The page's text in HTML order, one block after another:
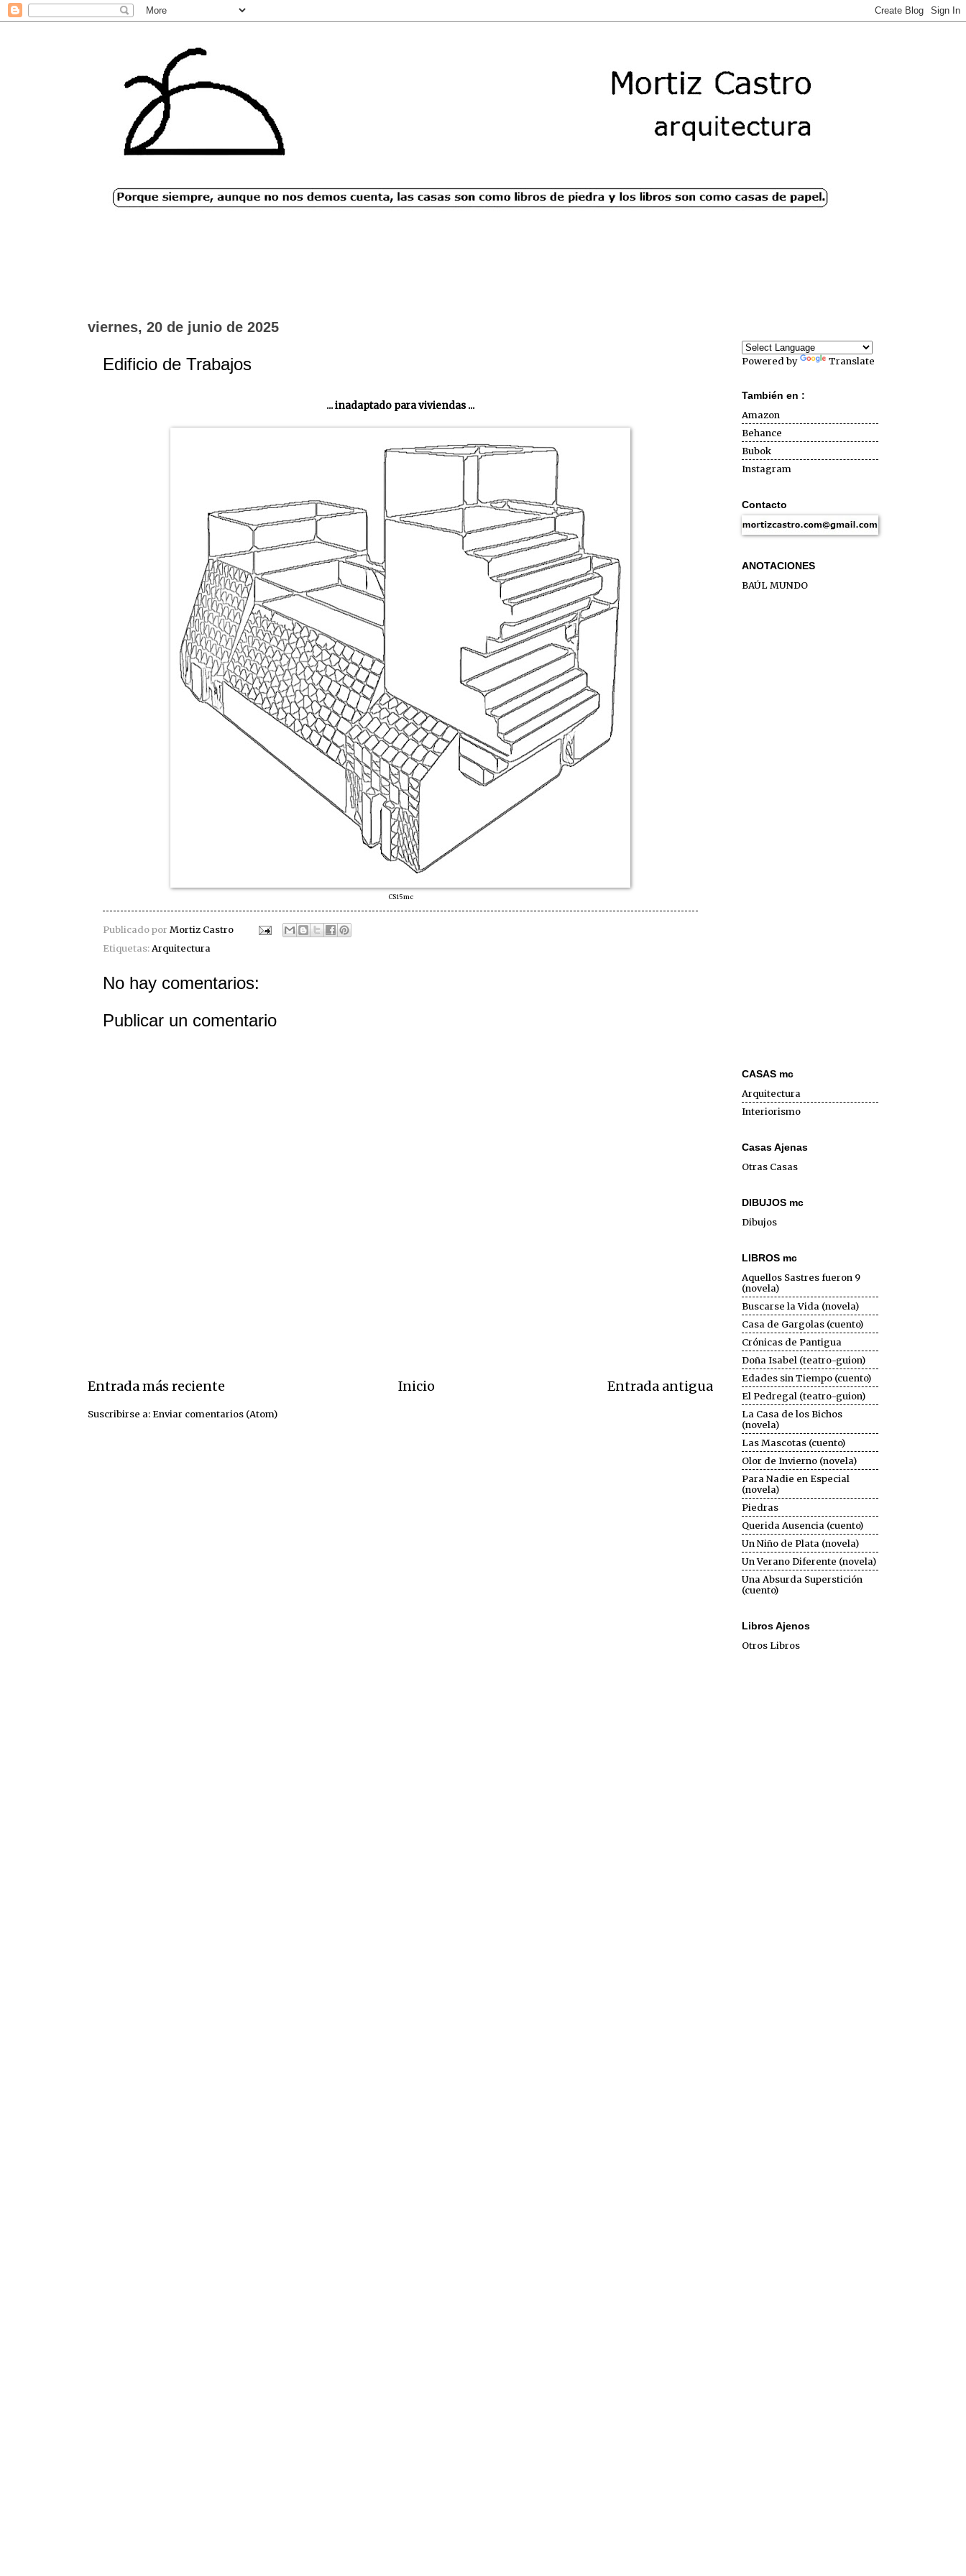
viernes, 20 de junio de 2025
Edificio de Trabajos
... inadaptado para viviendas ...
CS15mc
Publicado por Mortiz Castro
Etiquetas:Arquitectura
No hay comentarios:
Publicar un comentario
Entrada más reciente Entrada antigua
Inicio
Suscribirse a: Enviar comentarios (Atom)
Powered by Translate
También en :
Amazon
Behance
Bubok
Instagram
Contacto
ANOTACIONES
BAÚL MUNDO
CASAS mc
Arquitectura
Interiorismo
Casas Ajenas
Otras Casas
DIBUJOS mc
Dibujos
LIBROS mc
Aquellos Sastres fueron 9
(novela)
Buscarse la Vida (novela)
Casa de Gargolas (cuento)
Crónicas de Pantigua
Doña Isabel (teatro-guion)
Edades sin Tiempo (cuento)
El Pedregal (teatro-guion)
La Casa de los Bichos
(novela)
Las Mascotas (cuento)
Olor de Invierno (novela)
Para Nadie en Especial
(novela)
Piedras
Querida Ausencia (cuento)
Un Niño de Plata (novela)
Un Verano Diferente (novela)
Una Absurda Superstición
(cuento)
Libros Ajenos
Otros Libros